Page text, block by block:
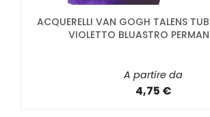
ACQUERELLI VAN GOGH TALENS
VIOLETTO BLUASTRO
A partire da
4,75 €